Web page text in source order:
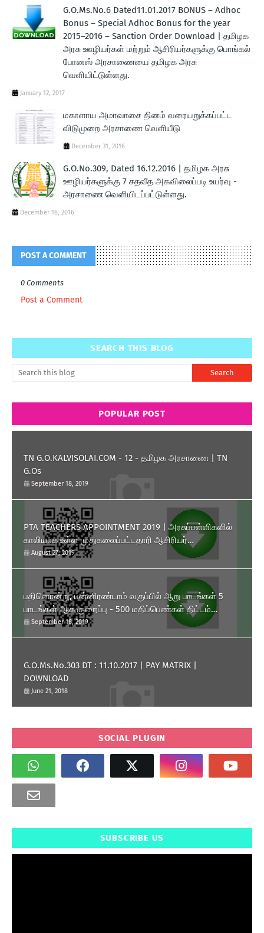
G.O.Ms.No.6 Dated11.01.2017 BONUS – Adhoc
Bonus – Special Adhoc Bonus for the year
2015–2016 – Sanction Order Download | தமிழக
அரசு ஊழியர்கள் மற்றும் ஆசிரியர்களுக்கு பொங்கல்
போனஸ் அரசாணையை தமிழக அரசு
வெளியிட்டுள்ளது.
January 12, 2017
மகாளாய அமாவாசை தினம் வரையறுக்கப்பட்ட
விடுமுறை அரசாணை வெளியீடு
December 31, 2016
G.O.No.309, Dated 16.12.2016 | தமிழக அரசு
ஊழியர்களுக்கு 7 சதவீத அகவிலைப்படி உயர்வு -
அரசாணை வெளியிடப்பட்டுள்ளது.
December 16, 2016
POST A COMMENT
0 Comments
Post a Comment
SEARCH THIS BLOG
POPULAR POST
TN G.O.KALVISOLAI.COM - 12 - தமிழக அரசாணை | TN
G.Os
September 18, 2019
PTA TEACHERS APPOINTMENT 2019 | அரசுப்பள்ளிகளில்
காலியாக உள்ள முதுகலைப்பட்டதாரி ஆசிரியர்
பணியிடங்களை ரூபாய் 10,000 தொகுப்பூதியத்தில் நிரப்பிக்
கொள்ள பள்ளிக்கல்வித்துறை அனுமதி அளித்து அரசாணை
வெளியிட்டுள்ளது.
August 27, 2019
பதினொன்று, பன்னிரண்டாம் வகுப்பில் ஆறு பாடங்கள் 5
பாடங்கள் ஆக குறைப்பு - 500 மதிப்பெண்கள் திட்டம்
அறிமுகம் - தமிழக அரசு அரசாணை வெளியீடு.
September 18, 2019
G.O.Ms.No.303 DT : 11.10.2017 | PAY MATRIX |
DOWNLOAD
June 21, 2018
SOCIAL PLUGIN
SUBSCRIBE US